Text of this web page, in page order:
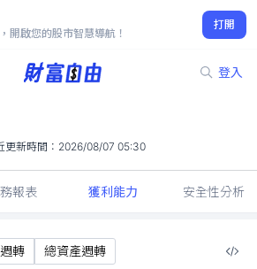
開啟您的股市智慧導航！
打開
登入
27.95
-2.1%
更新時間： 2026/08/07 05:30
報表 獲利能力 安全性分析
轉 總資產週轉